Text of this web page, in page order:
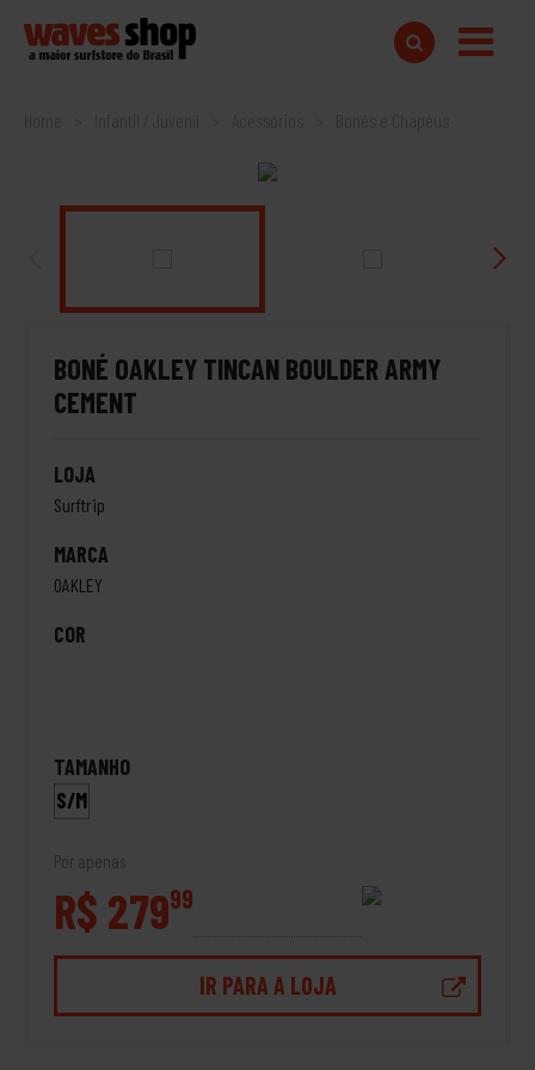
Home
BONÉ OAKLEY TINCAN BOULDER ARMY
CEMENT
LOJA
Surftrip
MARCA
OAKLEY
COR
TAMANHO
S/M
Por apenas
R$ 27999
IR PARA A LOJA